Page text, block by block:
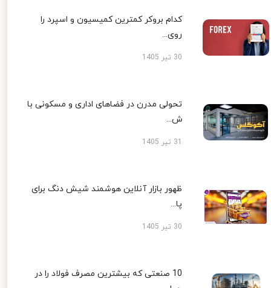
کدام بروکر کمترین کمیسیون و اسپرد را
روی...
30 تیر 1405
تحولی مدرن در فضاهای اداری و مسکونی با
ش...
ظهور بازار آنلاین هوشمند شیش دنگ برای
پا...
30 تیر 1405
10 صنعتی که بیشترین مصرف فولاد را در